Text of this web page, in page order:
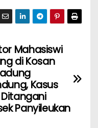
Mahasiswi
di Kosan
Kasus
Ditangani
Panyileukan